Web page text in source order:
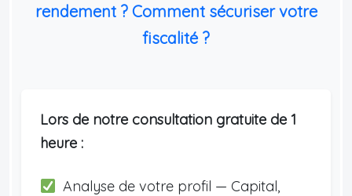
rendement ? Comment sécuriser votre
fiscalité ?
Lors de notre consultation gratuite de 1
heure :
Analyse de votre profil — Capital,